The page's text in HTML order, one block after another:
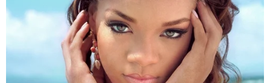
králíci chováni ve společné kleci.
Dále by se mělo každé zvíře
posadit. Muži – jeden po druhém.
Samice mohou být chovány v